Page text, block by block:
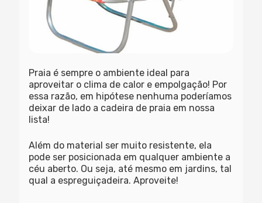
Praia é sempre o ambiente ideal para
aproveitar o clima de calor e empolgação! Por
essa razão, em hipótese nenhuma poderíamos
deixar de lado a cadeira de praia em nossa
lista!
Além do material ser muito resistente, ela
pode ser posicionada em qualquer ambiente a
céu aberto. Ou seja, até mesmo em jardins, tal
qual a espreguiçadeira. Aproveite!